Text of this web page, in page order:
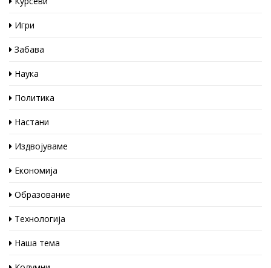
Игри
Забава
Наука
Политика
Настани
Издвојуваме
Економија
Образование
Технологија
Наша тема